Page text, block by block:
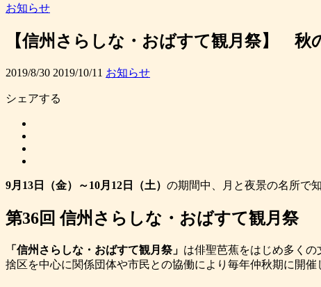
お知らせ
【信州さらしな・おばすて観月祭】 秋
2019/8/30 2019/10/11 お知らせ
シェアする
9月13日（金）～10月12日（土） の期間中、月と夜景の名所で
第36回 信州さらしな・おばすて観月祭
「信州さらしな・おばすて観月祭」 は俳聖芭蕉をはじめ多く
捨区を中心に関係団体や市民との協働により毎年仲秋期に開催